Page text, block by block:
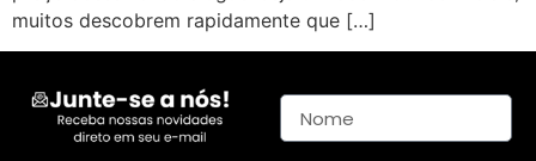
muitos descobrem rapidamente que […]